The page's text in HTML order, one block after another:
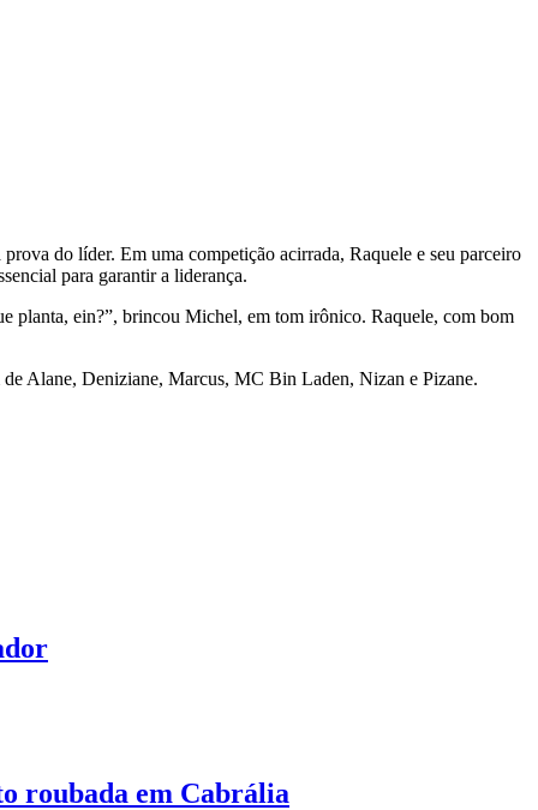
do líder. Em uma competição acirrada, Raquele e seu parceiro
para garantir a liderança.
planta, ein?”, brincou Michel, em tom irônico. Raquele, com bom
Alane, Deniziane, Marcus, MC Bin Laden, Nizan e Pizane.
roubada em Cabrália